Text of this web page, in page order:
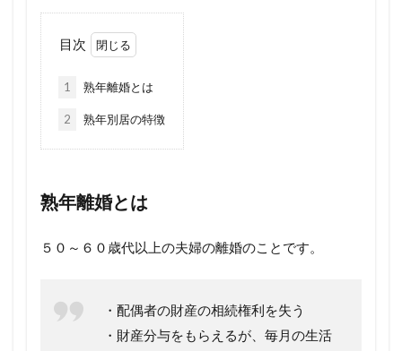
目次
1 熟年離婚とは
2 熟年別居の特徴
熟年離婚とは
５０～６０歳代以上の夫婦の離婚のことです。
・配偶者の財産の相続権利を失う
・財産分与をもらえるが、毎月の生活